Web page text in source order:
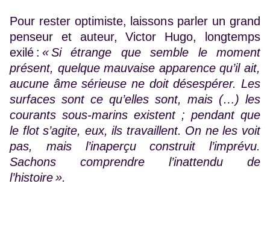
Pour rester optimiste, laissons parler un grand
penseur et auteur, Victor Hugo, longtemps
exilé : « Si étrange que semble le moment
présent, quelque mauvaise apparence qu’il ait,
aucune âme sérieuse ne doit désespérer. Les
surfaces sont ce qu’elles sont, mais (…) les
courants sous-marins existent ; pendant que
le flot s’agite, eux, ils travaillent. On ne les voit
pas, mais l’inaperçu construit l’imprévu.
Sachons comprendre l’inattendu de
l’histoire ».